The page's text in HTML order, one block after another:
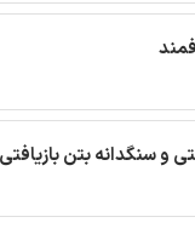
و سنگدانه بتن بازیافتی